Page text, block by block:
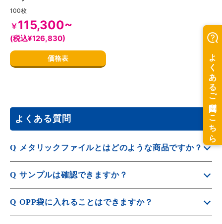
100枚
￥115,300~
(税込¥126,830)
価格表
よくある質問
Q メタリックファイルとはどのような商品ですか？
A メタリックな光沢が特徴のクリアファイルで金属のような
質感を演出できます。
対象商品は
メタリック商品一覧 をご覧ください。
Q サンプルは確認できますか？
A 素材や形状、印刷品質をご確認いただけるサンプルを豊富
にご用意しております。
サンプルは
無料サンプル請求 よりお申込みください。
Q OPP袋に入れることはできますか？
A OPP袋封入オプションをご利用ください。